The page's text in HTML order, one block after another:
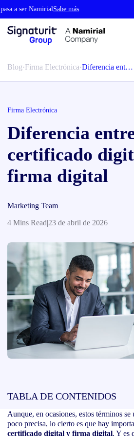
a ser NamirialSabe más
Blog·Firma Electrónica·Diferencia ent…
Firma Electrónica
Diferencia
certificado
firma digital
Marketing Team
4 Mins Read|23 de abril de 2026
TABLA DE CONTENIDOS
Aunque, en ocasiones, estos términos
poco precisa, lo cierto es que hay
certificado digital y firma digital. Y es